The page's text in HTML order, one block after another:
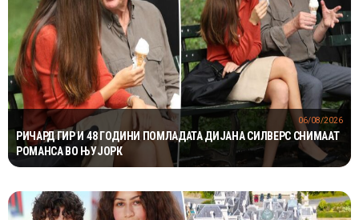
РИЧАРД ГИР И 48 ГОДИНИ ПОМЛАДАТА ДИЈАНА СИЛВЕРС СНИМААТ
РОМАНСА ВО ЊУЈОРК
06/08/2026